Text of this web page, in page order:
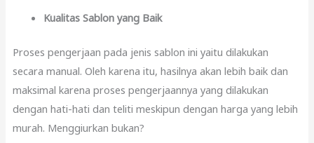
Kualitas Sablon yang Baik
Proses pengerjaan pada jenis sablon ini yaitu dilakukan
secara manual. Oleh karena itu, hasilnya akan lebih baik dan
maksimal karena proses pengerjaannya yang dilakukan
dengan hati-hati dan teliti meskipun dengan harga yang lebih
murah. Menggiurkan bukan?